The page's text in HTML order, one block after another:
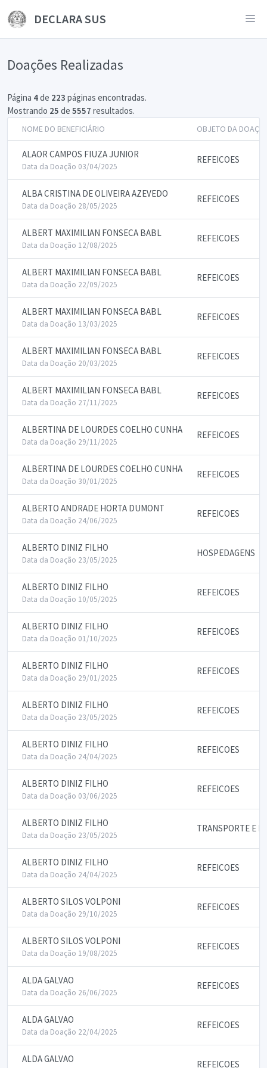
DECLARA SUS
Doações Realizadas
Página 4de 223 páginas encontradas.
Mostrando 25 de 5557 resultados.
NOME DO BENEFICIÁRIO OBJETO DA
ALAOR CAMPOS FIUZA JUNIOR
Data da Doação 03/04/2025
REFEICOES
ALBA CRISTINA DE OLIVEIRA AZEVEDO
Data da Doação 28/05/2025
REFEICOES
ALBERT MAXIMILIAN FONSECA BABL
Data da Doação 12/08/2025
REFEICOES
ALBERT MAXIMILIAN FONSECA BABL
Data da Doação 22/09/2025
REFEICOES
ALBERT MAXIMILIAN FONSECA BABL
Data da Doação 13/03/2025
REFEICOES
ALBERT MAXIMILIAN FONSECA BABL
Data da Doação 20/03/2025
REFEICOES
ALBERT MAXIMILIAN FONSECA BABL
Data da Doação 27/11/2025
REFEICOES
ALBERTINA DE LOURDES COELHO CUNHA
Data da Doação 29/11/2025
REFEICOES
ALBERTINA DE LOURDES COELHO CUNHA
Data da Doação 30/01/2025
REFEICOES
ALBERTO ANDRADE HORTA DUMONT
Data da Doação 24/06/2025
REFEICOES
ALBERTO DINIZ FILHO
Data da Doação 23/05/2025
HOSPEDAGENS
ALBERTO DINIZ FILHO
Data da Doação 10/05/2025
REFEICOES
ALBERTO DINIZ FILHO
Data da Doação 01/10/2025
REFEICOES
ALBERTO DINIZ FILHO
Data da Doação 29/01/2025
REFEICOES
ALBERTO DINIZ FILHO
Data da Doação 23/05/2025
REFEICOES
ALBERTO DINIZ FILHO
Data da Doação 24/04/2025
REFEICOES
ALBERTO DINIZ FILHO
Data da Doação 03/06/2025
REFEICOES
ALBERTO DINIZ FILHO
Data da Doação 23/05/2025
TRANSPORTE E
ALBERTO DINIZ FILHO
Data da Doação 24/04/2025
REFEICOES
ALBERTO SILOS VOLPONI
Data da Doação 29/10/2025
REFEICOES
ALBERTO SILOS VOLPONI
Data da Doação 19/08/2025
REFEICOES
ALDA GALVAO
Data da Doação 26/06/2025
REFEICOES
ALDA GALVAO
Data da Doação 22/04/2025
REFEICOES
ALDA GALVAO REFEICOES